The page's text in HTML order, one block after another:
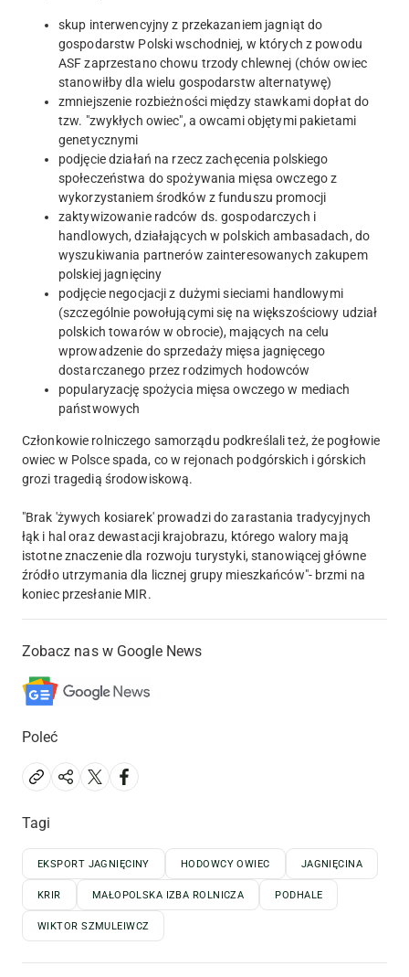
skup interwencyjny z przekazaniem jagniąt do
gospodarstw Polski wschodniej, w których z powodu
ASF zaprzestano chowu trzody chlewnej (chów owiec
stanowiłby dla wielu gospodarstw alternatywę)
zmniejszenie rozbieżności między stawkami dopłat do
tzw. "zwykłych owiec", a owcami objętymi pakietami
genetycznymi
podjęcie działań na rzecz zachęcenia polskiego
społeczeństwa do spożywania mięsa owczego z
wykorzystaniem środków z funduszu promocji
zaktywizowanie radców ds. gospodarczych i
handlowych, działających w polskich ambasadach, do
wyszukiwania partnerów zainteresowanych zakupem
polskiej jagnięciny
podjęcie negocjacji z dużymi sieciami handlowymi
(szczególnie powołującymi się na większościowy udział
polskich towarów w obrocie), mających na celu
wprowadzenie do sprzedaży mięsa jagnięcego
dostarczanego przez rodzimych hodowców
popularyzację spożycia mięsa owczego w mediach
państwowych
Członkowie rolniczego samorządu podkreślali też, że pogłowie
owiec w Polsce spada, co w rejonach podgórskich i górskich
grozi tragedią środowiskową.
"Brak 'żywych kosiarek' prowadzi do zarastania tradycyjnych
łąk i hal oraz dewastacji krajobrazu, którego walory mają
istotne znaczenie dla rozwoju turystyki, stanowiącej główne
źródło utrzymania dla licznej grupy mieszkańców"- brzmi na
koniec przesłanie MIR.
Zobacz nas w Google News
Poleć
Tagi
EKSPORT JAGNIĘCINY HODOWCY OWIEC JAGNIĘCINA
KRIR MAŁOPOLSKA IZBA ROLNICZA PODHALE
WIKTOR SZMULEIWCZ